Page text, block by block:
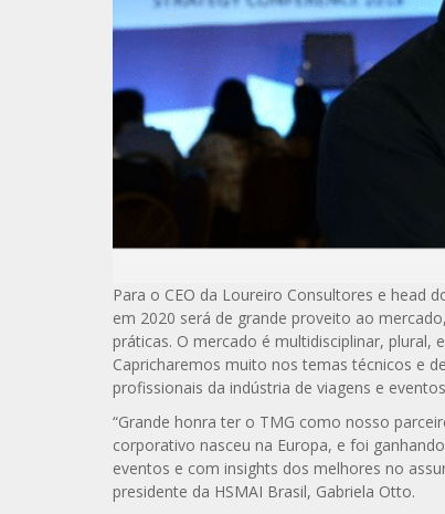
Para o CEO da Loureiro Consultores e head
em 2020 será de grande proveito ao
práticas. O mercado é multidisciplinar, plural,
Capricharemos muito nos temas técnicos e
profissionais da indústria de viagens e
“Grande honra ter o TMG como nosso
corporativo nasceu na Europa, e foi
eventos e com insights dos melhores no
presidente da HSMAI Brasil, Gabriela Otto.